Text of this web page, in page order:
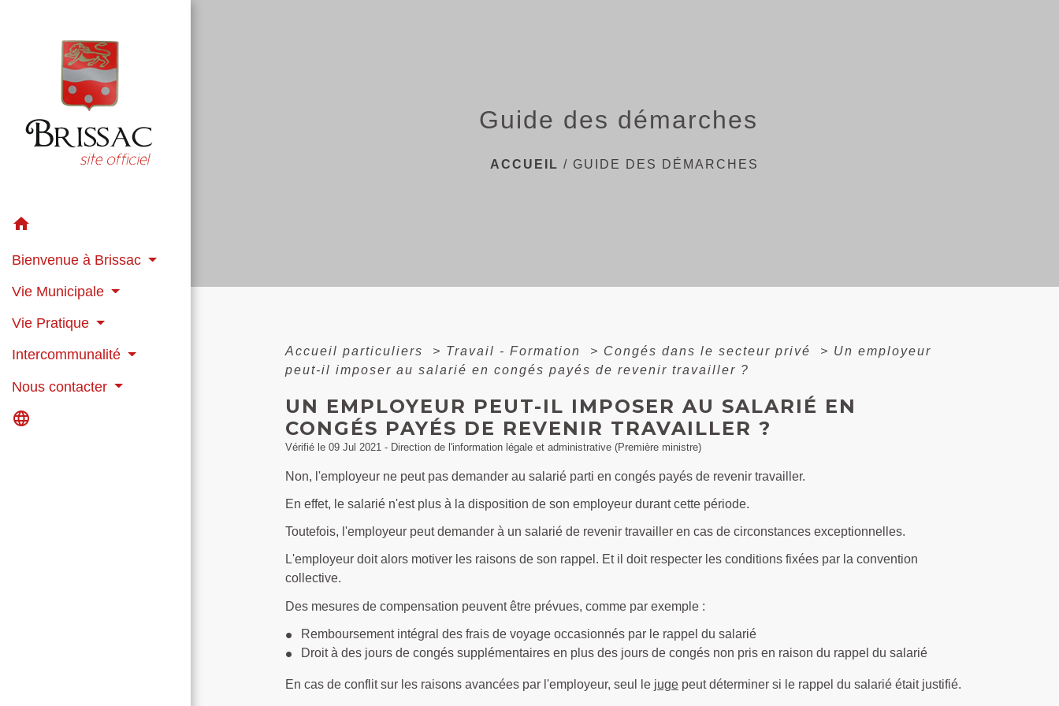
home
Bienvenue à Brissac
Vie Municipale
Vie Pratique
Intercommunalité
Nous contacter
language
Guide des démarches
ACCUEIL / GUIDE DES DÉMARCHES
Accueil particuliers > Travail - Formation > Congés dans le secteur privé > Un employeur
peut-il imposer au salarié en congés payés de revenir travailler ?
UN EMPLOYEUR PEUT-IL IMPOSER AU SALARIÉ EN
CONGÉS PAYÉS DE REVENIR TRAVAILLER ?
Vérifié le 09 Jul 2021 - Direction de l'information légale et administrative (Première ministre)
Non, l'employeur ne peut pas demander au salarié parti en congés payés de revenir travailler.
En effet, le salarié n'est plus à la disposition de son employeur durant cette période.
Toutefois, l'employeur peut demander à un salarié de revenir travailler en cas de circonstances exceptionnelles.
L'employeur doit alors motiver les raisons de son rappel. Et il doit respecter les conditions fixées par la convention
collective.
Des mesures de compensation peuvent être prévues, comme par exemple :
Remboursement intégral des frais de voyage occasionnés par le rappel du salarié
Droit à des jours de congés supplémentaires en plus des jours de congés non pris en raison du rappel du salarié
En cas de conflit sur les raisons avancées par l'employeur, seul le jugepeut déterminer si le rappel du salarié était justifié.